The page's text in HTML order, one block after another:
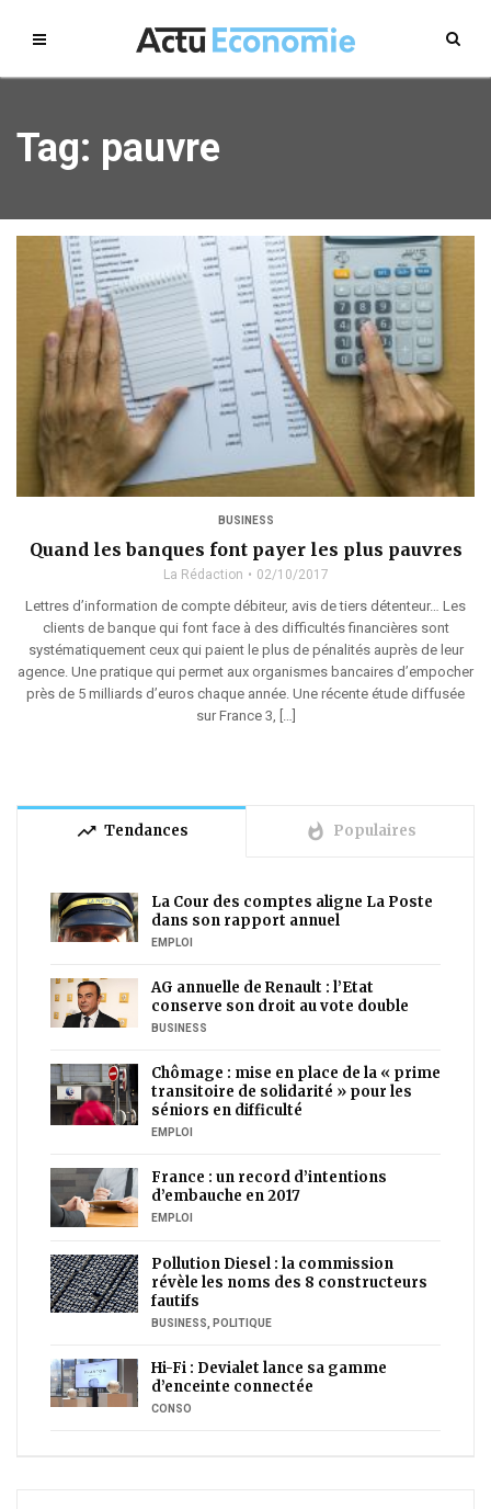
Tag: pauvre
BUSINESS
Quand les banques font payer les plus pauvres
La Rédaction 02/10/2017
Lettres d’information de compte débiteur, avis de tiers détenteur… Les
clients de banque qui font face à des difficultés financières sont
systématiquement ceux qui paient le plus de pénalités auprès de leur
agence. Une pratique qui permet aux organismes bancaires d’empocher
près de 5 milliards d’euros chaque année. Une récente étude diffusée
sur France 3, […]
trending_up Tendances whatshot Populaires
La Cour des comptes aligne La Poste
dans son rapport annuel
EMPLOI
AG annuelle de Renault : l’Etat
conserve son droit au vote double
BUSINESS
Chômage : mise en place de la « prime
transitoire de solidarité » pour les
séniors en difficulté
EMPLOI
France : un record d’intentions
d’embauche en 2017
EMPLOI
Pollution Diesel : la commission
révèle les noms des 8 constructeurs
fautifs
BUSINESS POLITIQUE
Hi-Fi : Devialet lance sa gamme
d’enceinte connectée
CONSO